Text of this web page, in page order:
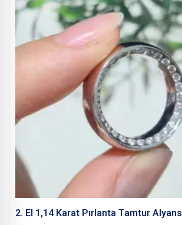
2. El 1,14 Karat Pırlanta Tamtur Alyans